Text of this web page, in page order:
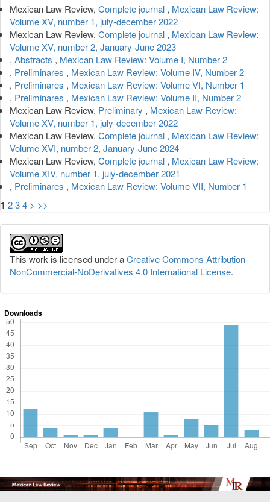
Mexican Law Review, Complete journal , Mexican Law Review:
Volume XV, number 1, july-december 2022
Mexican Law Review, Complete journal , Mexican Law Review:
Volume XV, number 2, January-June 2023
, Abstracts , Mexican Law Review: Volume I, Number 2
, Preliminares , Mexican Law Review: Volume IV, Number 2
, Preliminares , Mexican Law Review: Volume VI, Number 1
, Preliminares , Mexican Law Review: Volume II, Number 2
Mexican Law Review, Preliminary , Mexican Law Review:
Volume XV, number 1, july-december 2022
Mexican Law Review, Complete journal , Mexican Law Review:
Volume XVI, number 2, January-June 2024
Mexican Law Review, Complete journal , Mexican Law Review:
Volume XIV, number 1, july-december 2021
, Preliminares , Mexican Law Review: Volume VII, Number 1
1 234 > >>
This work is licensed under aCreative Commons Attribution-
NonCommercial-NoDerivatives 4.0 International License.
Downloads